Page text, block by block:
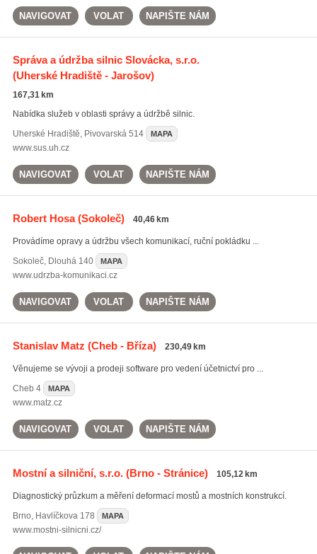
NAVIGOVAT VOLAT NAPIŠTE NÁM
Správa a údržba silnic Slovácka, s.r.o.
(Uherské Hradiště - Jarošov)
167,31 km
Nabídka služeb v oblasti správy a údržbě silnic.
Uherské Hradiště, Pivovarská 514 MAPA
www.sus.uh.cz
NAVIGOVAT VOLAT NAPIŠTE NÁM
Robert Hosa(Sokoleč) 40,46 km
Provádíme opravy a údržbu všech komunikací, ruční pokládku ...
Sokoleč, Dlouhá 140 MAPA
www.udrzba-komunikaci.cz
NAVIGOVAT VOLAT NAPIŠTE NÁM
Stanislav Matz (Cheb - Bříza) 230,49 km
Věnujeme se vývoji a prodeji software pro vedení účetnictví pro ...
Cheb 4 MAPA
www.matz.cz
NAVIGOVAT VOLAT NAPIŠTE NÁM
Mostní a silniční, s.r.o.(Brno - Stránice) 105,12 km
Diagnostický průzkum a měření deformací mostů a mostních konstrukcí.
Brno, Havlíčkova 178 MAPA
www.mostni-silnicni.cz/